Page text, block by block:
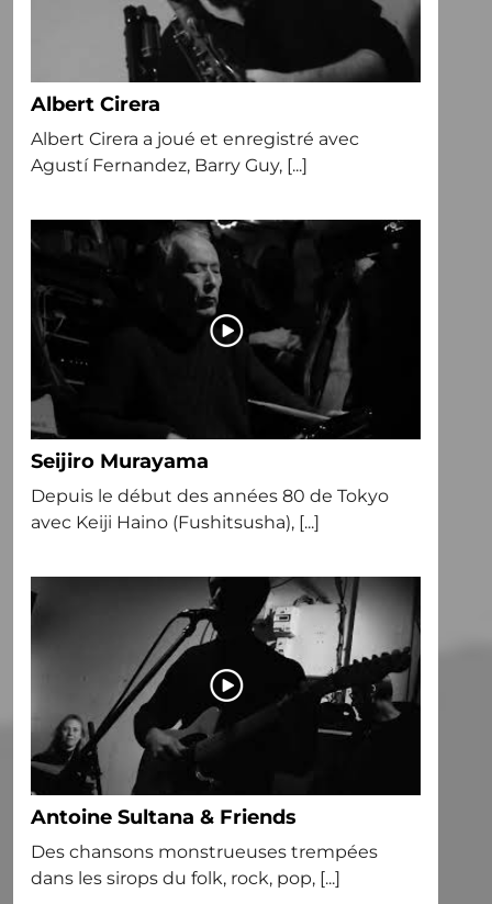
Albert Cirera
Albert Cirera a joué et enregistré avec
Agustí Fernandez, Barry Guy, [...]
Seijiro Murayama
Depuis le début des années 80 de Tokyo
avec Keiji Haino (Fushitsusha), [...]
Antoine Sultana & Friends
Des chansons monstrueuses trempées
dans les sirops du folk, rock, pop, [...]